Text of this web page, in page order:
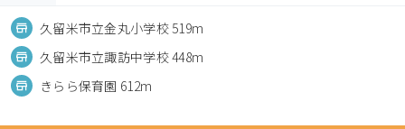
久留米市立金丸小学校 519m
久留米市立諏訪中学校 448m
きらら保育園 612m